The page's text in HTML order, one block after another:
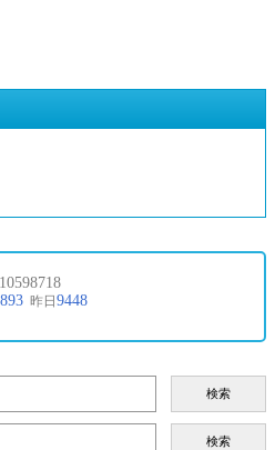
検索
検索